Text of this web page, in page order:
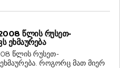
ᲬᲚᲘᲡ ᲠᲣᲡᲔᲗ-
ᲔᲮᲛᲐᲣᲠᲔᲑᲐ
წლის რუსეთ-
მათ მიერ